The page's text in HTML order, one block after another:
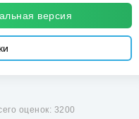
версия
оценок: 3200